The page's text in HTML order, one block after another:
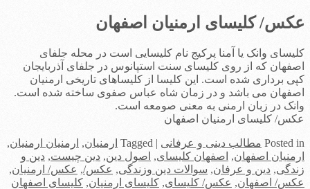
عکس/ کلیسای ارمنیان اصفهان
کلیسای وانک یا آمنا پرکیج نام کلیسایی است در محله جلفای
اصفهان که از روی کلیسای سنت استپانوس در جلفای آذربایجان
کپی برداری شده‌ است. این کلیسا از کلیساهای تاریخی ارمنیان
اصفهان می‌ باشد و در زمان شاه عباس صفوی ساخته شده‌ است.
وانک در زبان ارمنی به معنی صومعه است.
عکس/ کلیسای ارمنیان اصفهان
Posted in مطالب دینی و عرفانی |
Tagged ارمنیان, ارمنیان ارمنیان,
ارمنیان اصفهان, اصفهان کلیسای, اصول دین, دین چیست, دین و
زندگی, دین و عرفان, سوالات دین وزندگی, عکس/, عکس/ ارمنیان,
عکس/ اصفهان, عکس/ کلیسای, کلیسای ارمنیان, کلیسای اصفهان